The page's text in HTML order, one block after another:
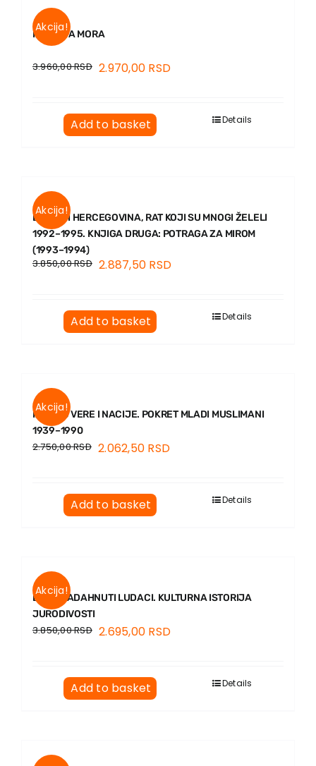
Akcija!
ISTORIJA MORA
3.960,00RSD 2.970,00 RSD
Add to basket Details
Akcija!
BOSNA I HERCEGOVINA, RAT KOJI SU MNOGI ŽELELI
1992–1995. KNJIGA DRUGA: POTRAGA ZA MIROM
(1993–1994)
3.850,00RSD 2.887,50 RSD
Add to basket Details
Akcija!
IZMEĐU VERE I NACIJE. POKRET MLADI MUSLIMANI
1939–1990
2.750,00RSD 2.062,50 RSD
Add to basket Details
Akcija!
BOGONADAHNUTI LUDACI. KULTURNA ISTORIJA
JURODIVOSTI
3.850,00RSD 2.695,00 RSD
Add to basket Details